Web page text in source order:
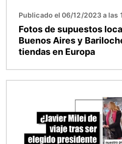
Publicado el 06/12/2023 a las
Fotos de supuestos
Buenos Aires y
tiendas en Europa